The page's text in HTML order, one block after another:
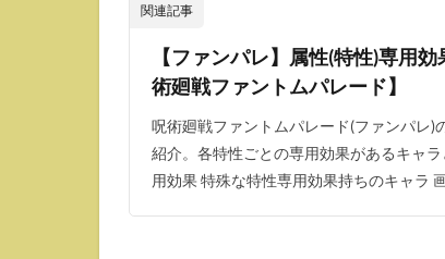
関連記事
【ファンパレ】属性(特性)専用
術廻戦ファントムパレード】
呪術廻戦ファントムパレード(ファンパレ)
紹介。各特性ごとの専用効果があるキャ
用効果 特殊な特性専用効果持ちのキャラ